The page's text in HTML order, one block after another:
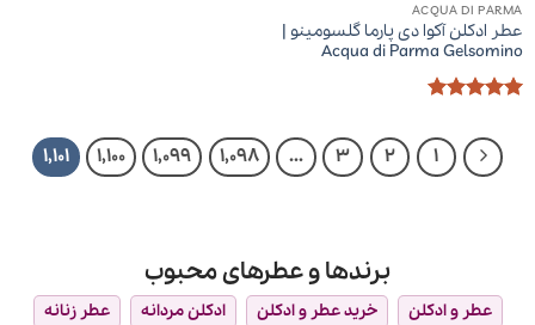
ACQUA DI PARMA
عطر ادکلن آکوا دی پارما گلسومینو |
Acqua di Parma Gelsomino
1
2
3
…
1,098
1,099
1,100
1,101
برندها و عطرهای محبوب
عطر و ادکلن خرید عطر و ادکلن ادکلن مردانه
عطر زنانه